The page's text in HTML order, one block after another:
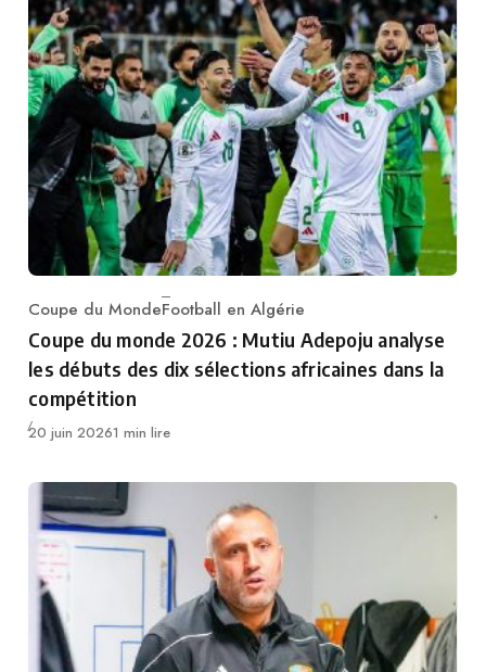
Category
Coupe du MondeFootball en Algérie
Coupe du monde 2026 : Mutiu Adepoju analyse
les débuts des dix sélections africaines dans la
compétition
Publié
20 juin 20261 min lire